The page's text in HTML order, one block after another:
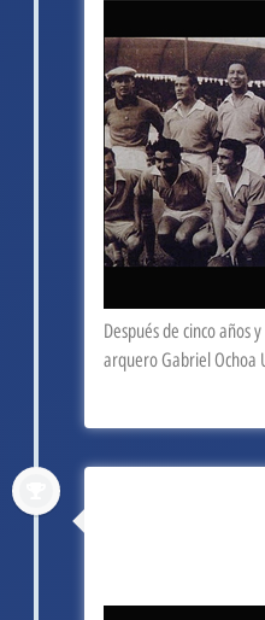
Después de cinco años
arquero Gabriel Ochoa